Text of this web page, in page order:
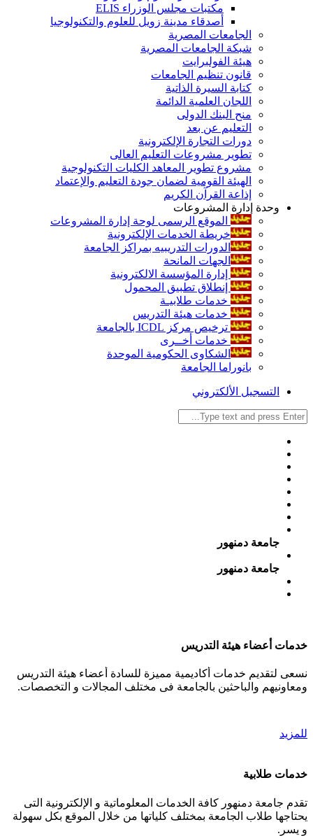
مكتبات مجلس الوزراء ELIS
أصدقاء مدينة زويل للعلوم والتكنولوجيا
الجامعات المصرية
شبكة الجامعات المصرية
هيئة الفولبرايت
قانون تنظيم الجامعات
كتابة السيرة الذاتية
اللجان العلمية الدائمة
منح البنك الدولى
التعليم عن بعد
دورات التجارة الإلكترونية
تطوير مشروعات التعليم العالى
مشروع تطوير المعاهد الكليات التكنولوجية
الهيئة القومية لضمان جودة التعليم والإعتماد
إذاعة القرآن الكريم
وحدة إدارة المشروعات
الموقع الرسمى لوحة إدارة المشروعات
خريطة الخدمات الإلكترونية
الدورات التدريبيه بمراكز الجامعة
الجهات المانحة
إدارة المؤسسة الالكترونية
إنطلاق تطبيق المحمول
خدمات طلابيـة
خدمات هيئة التدريس
ترخيص مركز ICDL بالجامعة
خدمات أخــرى
الشكاوى الحكومية الموحدة
بانوراما الجامعة
التسجيل الألكتروني
جامعة دمنهور
جامعة دمنهور
خدمات أعضاء هيئة التدريس
نسعى لتقديم خدمات أكاديمية مميزة للسادة أعضاء هيئة التدريس
ومعاونيهم والباحثين بالجامعة فى مختلف المجالات و التخصصات.
للمزيد
خدمات طلابية
تقدم جامعة دمنهور كافة الخدمات المعلوماتية و الإلكترونية التى
يحتاجها طلاب الجامعة بمختلف كلياتها من خلال الموقع بكل سهولة
و يسر.